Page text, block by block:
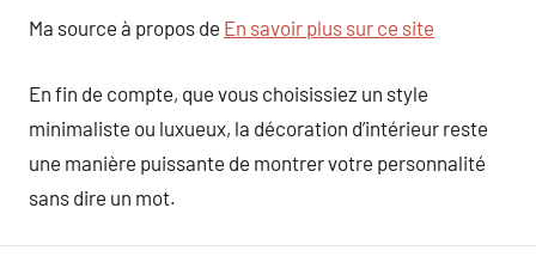
Ma source à propos de En savoir plus sur ce site
En fin de compte, que vous choisissiez un style
minimaliste ou luxueux, la décoration d’intérieur reste
une manière puissante de montrer votre personnalité
sans dire un mot.